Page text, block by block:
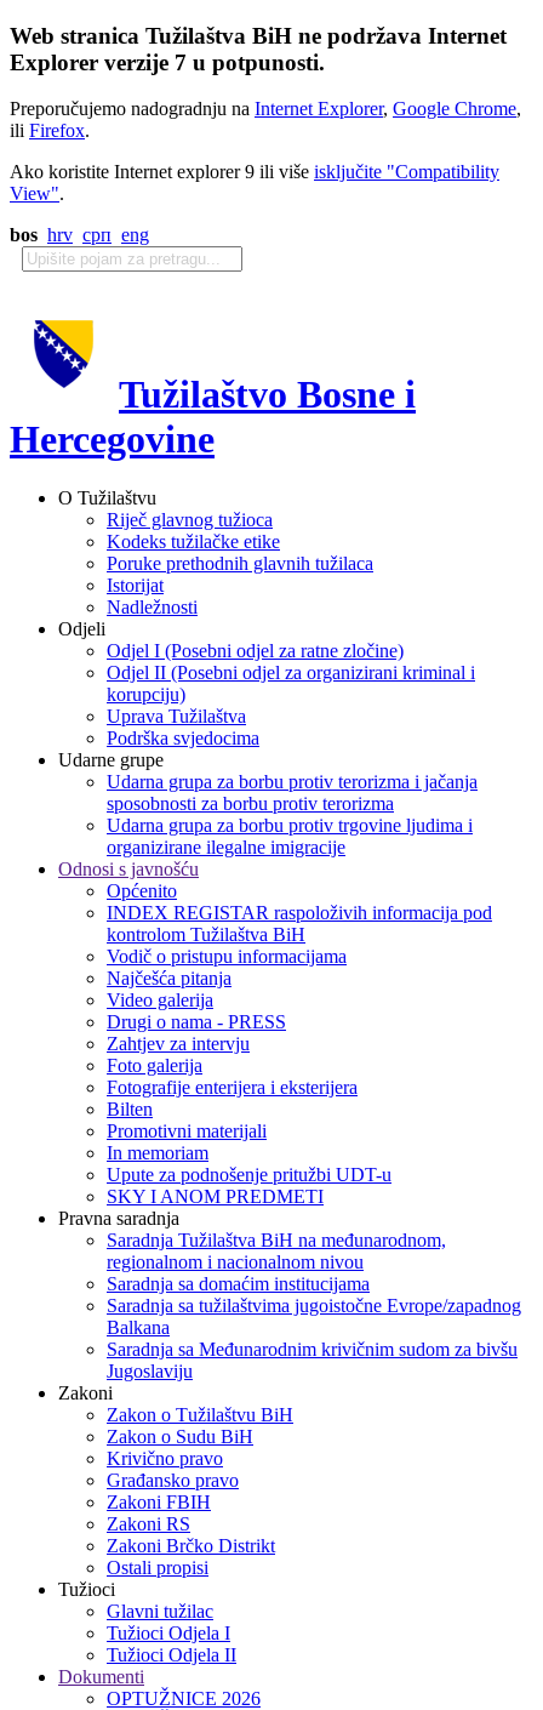
Web stranica Tužilaštva BiH ne podržava Internet
Explorer verzije 7 u potpunosti.
Preporučujemo nadogradnju na Internet Explorer, Google Chrome,
ili Firefox.
Ako koristite Internet explorer 9 ili više isključite "Compatibility
View".
bos hrv срп eng
Tužilaštvo Bosne i
Hercegovine
O Tužilaštvu
Riječ glavnog tužioca
Kodeks tužilačke etike
Poruke prethodnih glavnih tužilaca
Istorijat
Nadležnosti
Odjeli
Odjel I (Posebni odjel za ratne zločine)
Odjel II (Posebni odjel za organizirani kriminal i
korupciju)
Uprava Tužilaštva
Podrška svjedocima
Udarne grupe
Udarna grupa za borbu protiv terorizma i jačanja
sposobnosti za borbu protiv terorizma
Udarna grupa za borbu protiv trgovine ljudima i
organizirane ilegalne imigracije
Odnosi s javnošću
Općenito
INDEX REGISTAR raspoloživih informacija pod
kontrolom Tužilaštva BiH
Vodič o pristupu informacijama
Najčešća pitanja
Video galerija
Drugi o nama - PRESS
Zahtjev za intervju
Foto galerija
Fotografije enterijera i eksterijera
Bilten
Promotivni materijali
In memoriam
Upute za podnošenje pritužbi UDT-u
SKY I ANOM PREDMETI
Pravna saradnja
Saradnja Tužilaštva BiH na međunarodnom,
regionalnom i nacionalnom nivou
Saradnja sa domaćim institucijama
Saradnja sa tužilaštvima jugoistočne Evrope/zapadnog
Balkana
Saradnja sa Međunarodnim krivičnim sudom za bivšu
Jugoslaviju
Zakoni
Zakon o Тužilaštvu BiH
Zakon o Sudu BiH
Krivično pravo
Građansko pravo
Zakoni FBIH
Zakoni RS
Zakoni Brčko Distrikt
Ostali propisi
Tužioci
Glavni tužilac
Tužioci Odjela I
Tužioci Odjela II
Dokumenti
OPTUŽNICE 2026